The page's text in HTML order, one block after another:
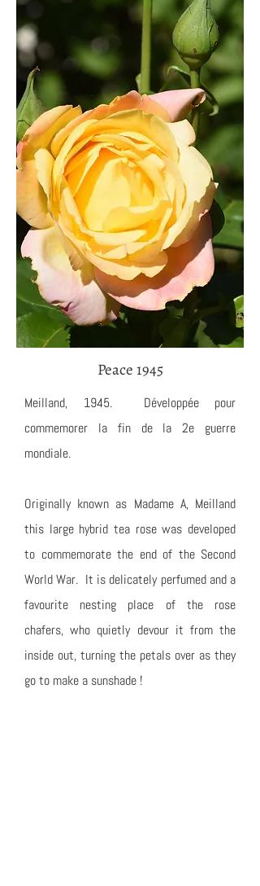
Peace 1945
Meilland, 1945. Développée pour
commemorer la fin de la 2e guerre
mondiale.
Originally known as Madame A, Meilland
this large hybrid tea rose was developed
to commemorate the end of the Second
World War. It is delicately perfumed and a
favourite nesting place of the rose
chafers, who quietly devour it from the
inside out, turning the petals over as they
go to make a sunshade !